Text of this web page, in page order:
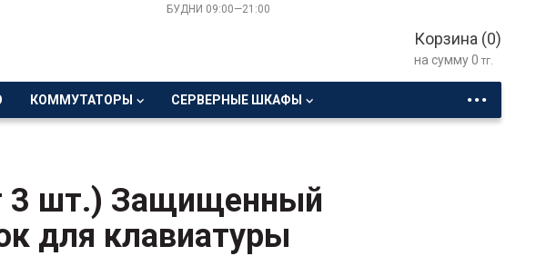
БУДНИ 09:00—21:00
Корзина (0)
на сумму0 тг.
КОММУТАТОРЫ СЕРВЕРНЫЕ ШКАФЫ ...
3 шт.) Защищенный
для клавиатуры